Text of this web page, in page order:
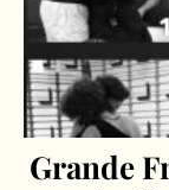
Grande